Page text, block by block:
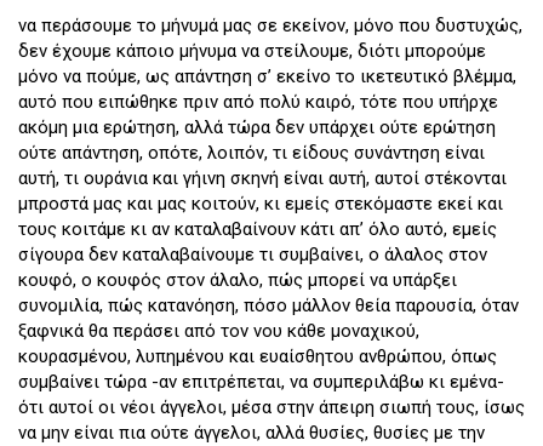
να περάσουμε το μήνυμά μας σε εκείνον, μόνο που δυστυχώς,
δεν έχουμε κάποιο μήνυμα να στείλουμε, διότι μπορούμε
μόνο να πούμε, ως απάντηση σ’ εκείνο το ικετευτικό βλέμμα,
αυτό που ειπώθηκε πριν από πολύ καιρό, τότε που υπήρχε
ακόμη μια ερώτηση, αλλά τώρα δεν υπάρχει ούτε ερώτηση
ούτε απάντηση, οπότε, λοιπόν, τι είδους συνάντηση είναι
αυτή, τι ουράνια και γήινη σκηνή είναι αυτή, αυτοί στέκονται
μπροστά μας και μας κοιτούν, κι εμείς στεκόμαστε εκεί και
τους κοιτάμε κι αν καταλαβαίνουν κάτι απ’ όλο αυτό, εμείς
σίγουρα δεν καταλαβαίνουμε τι συμβαίνει, ο άλαλος στον
κουφό, ο κουφός στον άλαλο, πώς μπορεί να υπάρξει
συνομιλία, πώς κατανόηση, πόσο μάλλον θεία παρουσία, όταν
ξαφνικά θα περάσει από τον νου κάθε μοναχικού,
κουρασμένου, λυπημένου και ευαίσθητου ανθρώπου, όπως
συμβαίνει τώρα -αν επιτρέπεται, να συμπεριλάβω κι εμένα-
ότι αυτοί οι νέοι άγγελοι, μέσα στην άπειρη σιωπή τους, ίσως
να μην είναι πια ούτε άγγελοι, αλλά θυσίες, θυσίες με την